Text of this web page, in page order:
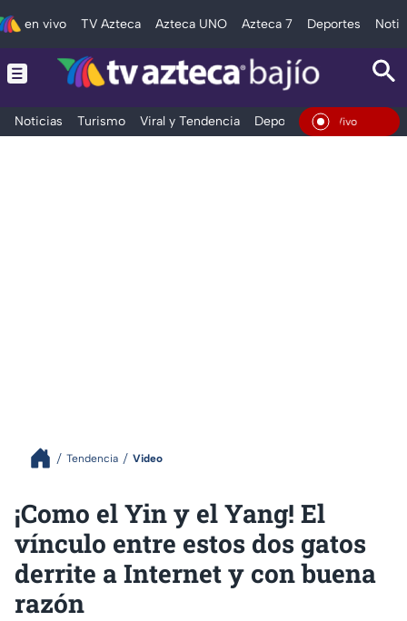
en vivo TV Azteca Azteca UNO Azteca 7 Deportes
Noticias Turismo Viral y Tendencia Deportes Espectáculos
En Vivo
Tendencia Video
¡Como el Yin y el Yang! El
vínculo entre estos dos gatos
derrite a Internet y con buena
razón